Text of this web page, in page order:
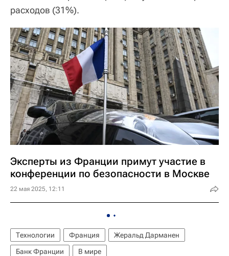
расходов (31%).
Эксперты из Франции примут участие в
конференции по безопасности в Москве
22 мая 2025, 12:11
Технологии Франция
Жеральд Дарманен
Банк Франции
В мире